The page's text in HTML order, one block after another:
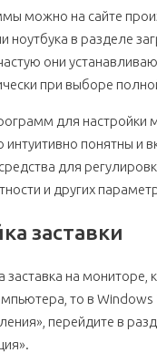
можно на сайте
ноутбука в разделе
они
при выборе
для настройки
интуитивно понятны и
для
и других
заставки
заставка на мониторе,
то в Windows
перейдите в